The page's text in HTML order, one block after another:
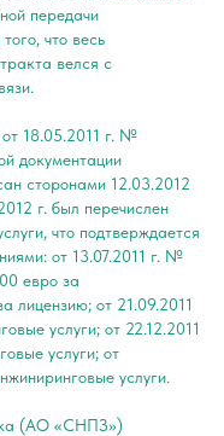
передачи
что весь
велся с
от 18.05.2011 г. №
документации
сторонами 12.03.2012
г. был перечислен
что подтверждается
от 13.07.2011 г. №
евро за
лицензию; от 21.09.2011
услуги; от 22.12.2011
услуги; от
услуги.
(АО «СНПЗ»)